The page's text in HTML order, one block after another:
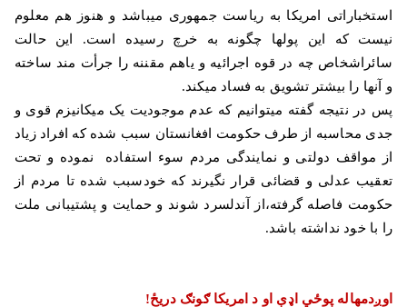
استخباراتی امریكا به ریاست جمهوری میباشد و هنوز هم معلوم
نیست که این پولها چگونه به خرچ رسیده است. این حالت
سائراشخاص چه در قوه اجرائیه و یاهم مقننه را جرأت مند ساخته
و آنها را بیشتر تشویق به فساد میكند.
پس در نتیجه گفته میتوانیم كه عدم موجودیت یک میکانیزم قوی و
جدی محاسبه از طرف حكومت افغانستان سبب شده كه افراد زیاد
از مواقف دولتی و نمایندگی مردم سوء استفاده نموده و تحت
تعقیب عدلی و قضائی قرار نگیرند كه خودسبب شده تا مردم از
حكومت فاصله گرفته،از آندلسرد شوند و حمایت و پشتیبانی ملت
را با خود نداشته باشد.
اوږدمهاله پوځي اډې او د امریکا ګونګ دریځ!